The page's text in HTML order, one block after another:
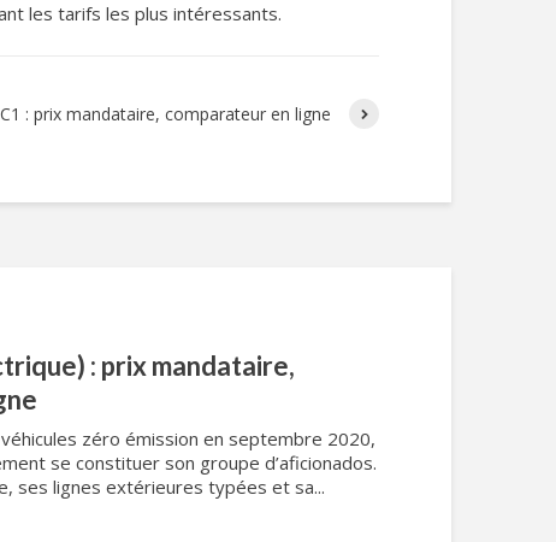
les tarifs les plus intéressants.
: prix mandataire, comparateur en ligne
: prix mandataire,
zéro émission en septembre 2020,
se constituer son groupe d’aficionados.
ses lignes extérieures typées et sa...